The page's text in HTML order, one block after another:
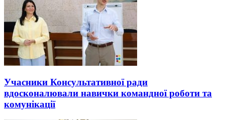
Учасники Консультативної ради
вдосконалювали навички командної роботи та
комунікації